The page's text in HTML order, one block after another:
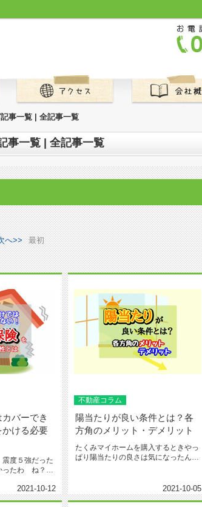
事一覧 | 全記事一覧
事一覧 | 全記事一覧
へ>> 最初
バーでき
かける必要
度５強だった
ったわ ね？た
2021-10-12
不動産コラム
陽当たりが良い条件とは？各
方角のメリット・デメリット
たくみマイホームを購入するときやっ
ぱり陽当たりの良さは気になったんだ
2021-10-05